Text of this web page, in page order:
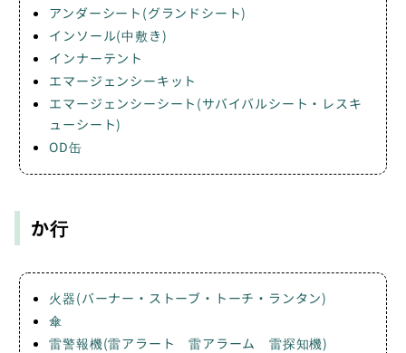
アンダーシート(グランドシート)
インソール(中敷き)
インナーテント
エマージェンシーキット
エマージェンシーシート(サバイバルシート・レスキ
ューシート)
OD缶
か行
火器(バーナー・ストーブ・トーチ・ランタン)
傘
雷警報機(雷アラート 雷アラーム 雷探知機)